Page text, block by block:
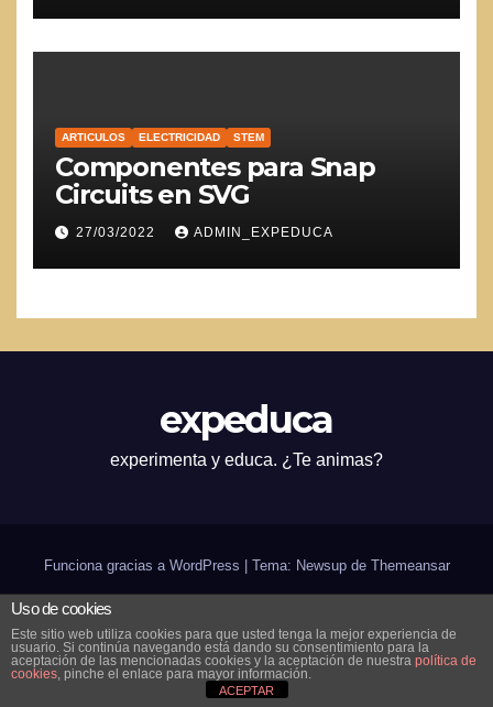
ARTICULOS ELECTRICIDAD STEM
Componentes para Snap
Circuits en SVG
27/03/2022 ADMIN_EXPEDUCA
expeduca
experimenta y educa. ¿Te animas?
Funciona gracias a WordPress Tema: Newsup de Themeansar
Inicio ¿expeduca?
Contáctanos
Uso de cookies
Este sitio web utiliza cookies para que usted tenga la mejor experiencia de
usuario. Si continúa navegando está dando su consentimiento para la
aceptación de las mencionadas cookies y la aceptación de nuestra política de
cookies, pinche el enlace para mayor información.
ACEPTAR